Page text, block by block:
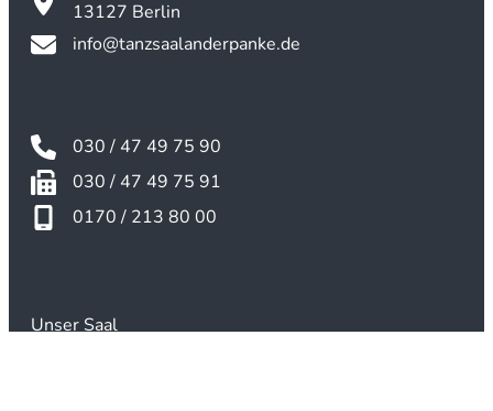
13127 Berlin
info@tanzsaalanderpanke.de
030 / 47 49 75 90
030 / 47 49 75 91
0170 / 213 80 00
Unser Saal